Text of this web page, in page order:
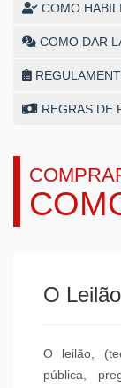
COMO
COMO DAR
REGRAS DE
O Leilão
O leilão,
pública,